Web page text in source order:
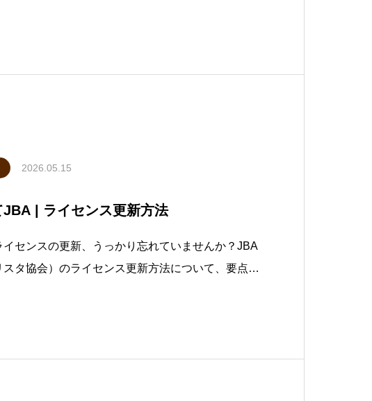
2026.05.15
JBA | ライセンス更新方法
イセンスの更新、うっかり忘れていませんか？JBA
スタ協会）のライセンス更新方法について、要点を